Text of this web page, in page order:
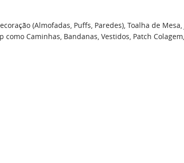
(Almofadas, Puffs, Paredes), Toalha de
como Caminhas, Bandanas, Vestidos, Patch